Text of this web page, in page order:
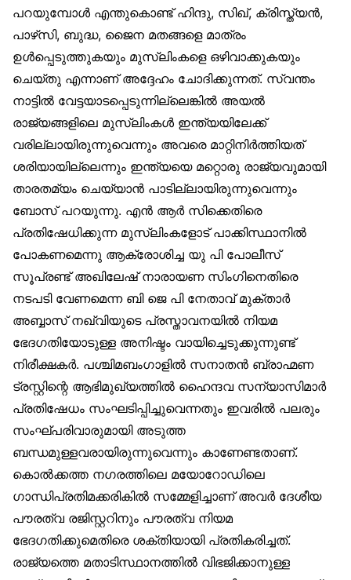
പറയുമ്പോൾ എന്തുകൊണ്ട് ഹിന്ദു, സിഖ്, ക്രിസ്ത്യൻ,
പാഴ്‌സി, ബുദ്ധ, ജൈന മതങ്ങളെ മാത്രം
ഉൾപ്പെടുത്തുകയും മുസ്‌ലിംകളെ ഒഴിവാക്കുകയും
ചെയ്തു എന്നാണ് അദ്ദേഹം ചോദിക്കുന്നത്. സ്വന്തം
നാട്ടിൽ വേട്ടയാടപ്പെടുന്നില്ലെങ്കിൽ അയൽ
രാജ്യങ്ങളിലെ മുസ്‌ലിംകൾ ഇന്ത്യയിലേക്ക്
വരില്ലായിരുന്നുവെന്നും അവരെ മാറ്റിനിർത്തിയത്
ശരിയായില്ലെന്നും ഇന്ത്യയെ മറ്റൊരു രാജ്യവുമായി
താരതമ്യം ചെയ്യാൻ പാടില്ലായിരുന്നുവെന്നും
ബോസ് പറയുന്നു. എൻ ആർ സിക്കെതിരെ
പ്രതിഷേധിക്കുന്ന മുസ്‌ലിംകളോട് പാക്കിസ്ഥാനിൽ
പോകണമെന്നു ആക്രോശിച്ച യു പി പോലീസ്
സൂപ്രണ്ട് അഖിലേഷ് നാരായണ സിംഗിനെതിരെ
നടപടി വേണമെന്ന ബി ജെ പി നേതാവ് മുക്താർ
അബ്ബാസ് നഖ്‌വിയുടെ പ്രസ്താവനയിൽ നിയമ
ഭേദഗതിയോടുള്ള അനിഷ്ടം വായിച്ചെടുക്കുന്നുണ്ട്
നിരീക്ഷകർ. പശ്ചിമബംഗാളിൽ സനാതൻ ബ്രാഹ്മണ
ട്രസ്റ്റിന്റെ ആഭിമുഖ്യത്തിൽ ഹൈന്ദവ സന്യാസിമാർ
പ്രതിഷേധം സംഘടിപ്പിച്ചുവെന്നതും ഇവരിൽ പലരും
സംഘ്പരിവാരുമായി അടുത്ത
ബന്ധമുള്ളവരായിരുന്നുവെന്നും കാണേണ്ടതാണ്.
കൊൽക്കത്ത നഗരത്തിലെ മയോറോഡിലെ
ഗാന്ധിപ്രതിമക്കരികിൽ സമ്മേളിച്ചാണ് അവർ ദേശീയ
പൗരത്വ രജിസ്റ്ററിനും പൗരത്വ നിയമ
ഭേദഗതിക്കുമെതിരെ ശക്തിയായി പ്രതികരിച്ചത്.
രാജ്യത്തെ മതാടിസ്ഥാനത്തിൽ വിഭജിക്കാനുള്ള